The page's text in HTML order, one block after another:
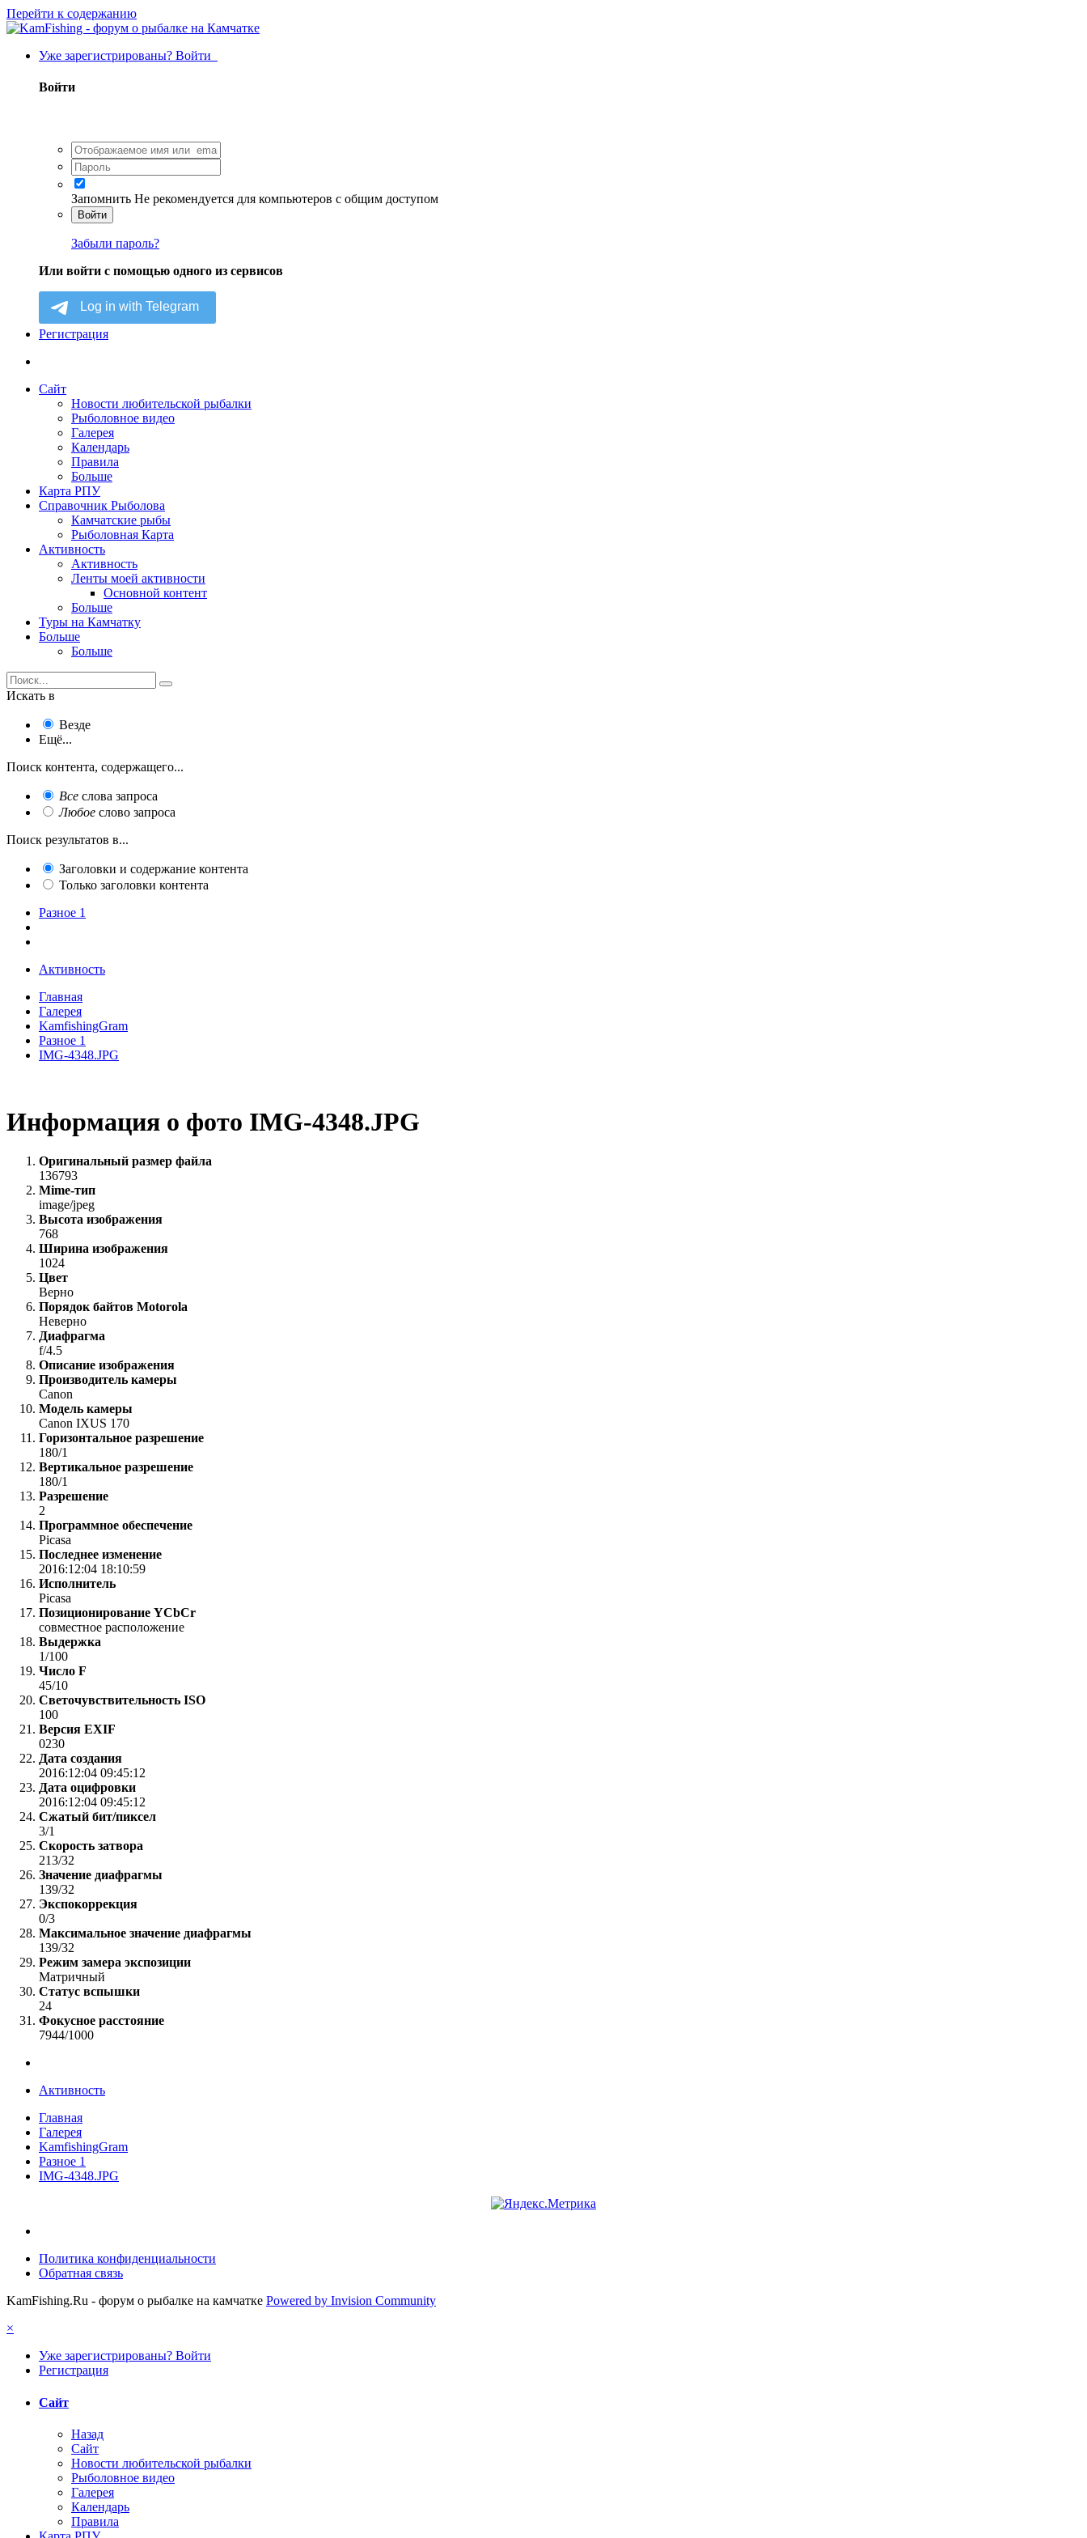
Перейти к содержанию
Уже зарегистрированы? Войти
Войти
Запомнить Не рекомендуется для компьютеров с общим доступом
Войти
Забыли пароль?
Или войти с помощью одного из сервисов
Регистрация
Сайт
Новости любительской рыбалки
Рыболовное видео
Галерея
Календарь
Правила
Больше
Карта РПУ
Справочник Рыболова
Камчатские рыбы
Рыболовная Карта
Активность
Активность
Ленты моей активности
Основной контент
Больше
Туры на Камчатку
Больше
Больше
Искать в
Везде
Ещё...
Поиск контента, содержащего...
Все слова запроса
Любое слово запроса
Поиск результатов в...
Заголовки и содержание контента
Только заголовки контента
Разное 1
Активность
Главная
Галерея
KamfishingGram
Разное 1
IMG-4348.JPG
Информация о фото IMG-4348.JPG
Оригинальный размер файла
136793
Mime-тип
image/jpeg
Высота изображения
768
Ширина изображения
1024
Цвет
Верно
Порядок байтов Motorola
Неверно
Диафрагма
f/4.5
Описание изображения
Производитель камеры
Canon
Модель камеры
Canon IXUS 170
Горизонтальное разрешение
180/1
Вертикальное разрешение
180/1
Разрешение
2
Программное обеспечение
Picasa
Последнее изменение
2016:12:04 18:10:59
Исполнитель
Picasa
Позиционирование YCbCr
совместное расположение
Выдержка
1/100
Число F
45/10
Светочувствительность ISO
100
Версия EXIF
0230
Дата создания
2016:12:04 09:45:12
Дата оцифровки
2016:12:04 09:45:12
Сжатый бит/пиксел
3/1
Скорость затвора
213/32
Значение диафрагмы
139/32
Экспокоррекция
0/3
Максимальное значение диафрагмы
139/32
Режим замера экспозиции
Матричный
Статус вспышки
24
Фокусное расстояние
7944/1000
Активность
Главная
Галерея
KamfishingGram
Разное 1
IMG-4348.JPG
Политика конфиденциальности
Обратная связь
KamFishing.Ru - форум о рыбалке на камчатке Powered by Invision Community
×
Уже зарегистрированы? Войти
Регистрация
Сайт
Назад
Сайт
Новости любительской рыбалки
Рыболовное видео
Галерея
Календарь
Правила